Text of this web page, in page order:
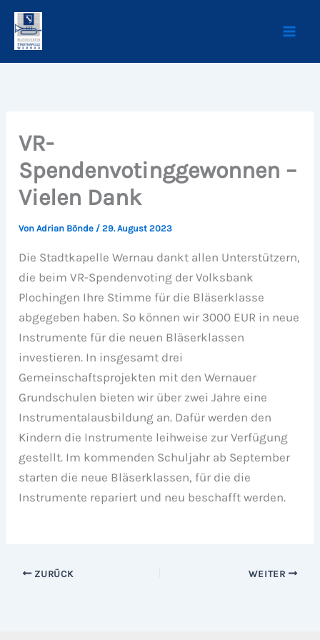
Zum
Inhalt
springen
VR-
Spendenvotinggewonnen –
Vielen Dank
VonAdrian Bönde /29. August 2023
Die Stadtkapelle Wernau dankt allen Unterstützern,
die beim VR-Spendenvoting der Volksbank
Plochingen Ihre Stimme für die Bläserklasse
abgegeben haben. So können wir 3000 EUR in neue
Instrumente für die neuen Bläserklassen
investieren. In insgesamt drei
Gemeinschaftsprojekten mit den Wernauer
Grundschulen bieten wir über zwei Jahre eine
Instrumentalausbildung an. Dafür werden den
Kindern die Instrumente leihweise zur Verfügung
gestellt. Im kommenden Schuljahr ab September
starten die neue Bläserklassen, für die die
Instrumente repariert und neu beschafft werden.
ZURÜCK WEITER